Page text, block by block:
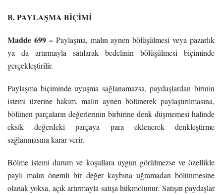
B. PAYLAŞMA BİÇİMİ
Madde 699 – Paylaşma, malın aynen bölüşülmesi veya pazarlık
ya da artırmayla satılarak bedelinin bölüşülmesi biçiminde
gerçekleştirilir.
Paylaşma biçiminde uyuşma sağlanamazsa, paydaşlardan birinin
istemi üzerine hakim, malın aynen bölünerek paylaştırılmasına,
bölünen parçaların değerlerinin birbirine denk düşmemesi halinde
eksik değerdeki parçaya para eklenerek denkleştirme
sağlanmasına karar verir.
Bölme istemi durum ve koşullara uygun görülmezse ve özellikle
paylı malın önemli bir değer kaybına uğramadan bölünmesine
olanak yoksa, açık artırmayla satışa hükmolunur. Satışın paydaşlar